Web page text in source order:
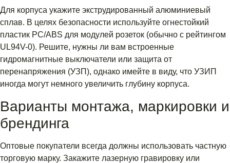
Для корпуса укажите экструдированный алюминиевый
сплав. В целях безопасности используйте огнестойкий
пластик PC/ABS для модулей розеток (обычно с рейтингом
UL94V-0). Решите, нужны ли вам встроенные
гидромагнитные выключатели или защита от
перенапряжения (УЗП), однако имейте в виду, что УЗИП
иногда могут немного увеличить глубину корпуса.
Варианты монтажа, маркировки и
брендинга
Оптовые покупатели всегда должны использовать частную
торговую марку. Закажите лазерную гравировку или